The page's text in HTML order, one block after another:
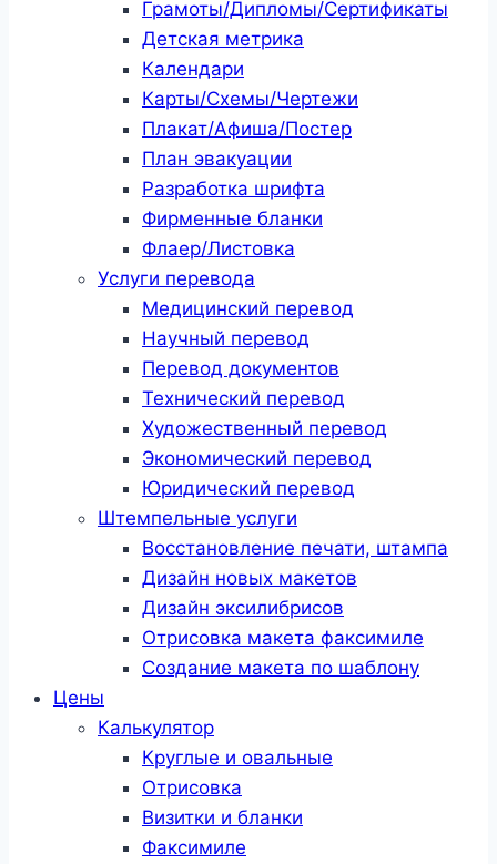
Грамоты/Дипломы/Сертификаты
Детская метрика
Календари
Карты/Схемы/Чертежи
Плакат/Афиша/Постер
План эвакуации
Разработка шрифта
Фирменные бланки
Флаер/Листовка
Услуги перевода
Медицинский перевод
Научный перевод
Перевод документов
Технический перевод
Художественный перевод
Экономический перевод
Юридический перевод
Штемпельные услуги
Восстановление печати, штампа
Дизайн новых макетов
Дизайн эксилибрисов
Отрисовка макета факсимиле
Создание макета по шаблону
Цены
Калькулятор
Круглые и овальные
Отрисовка
Визитки и бланки
Факсимиле